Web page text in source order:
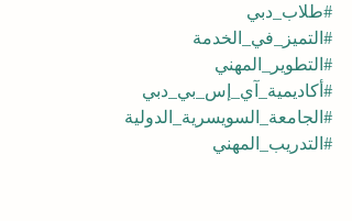
#طلاب_دبي
#التميز_في_الخدمة
#التطوير_المهني
#أكاديمية_آي_إس_بي_دبي
#الجامعة_السويسرية_الدولية
#التدريب_المهني